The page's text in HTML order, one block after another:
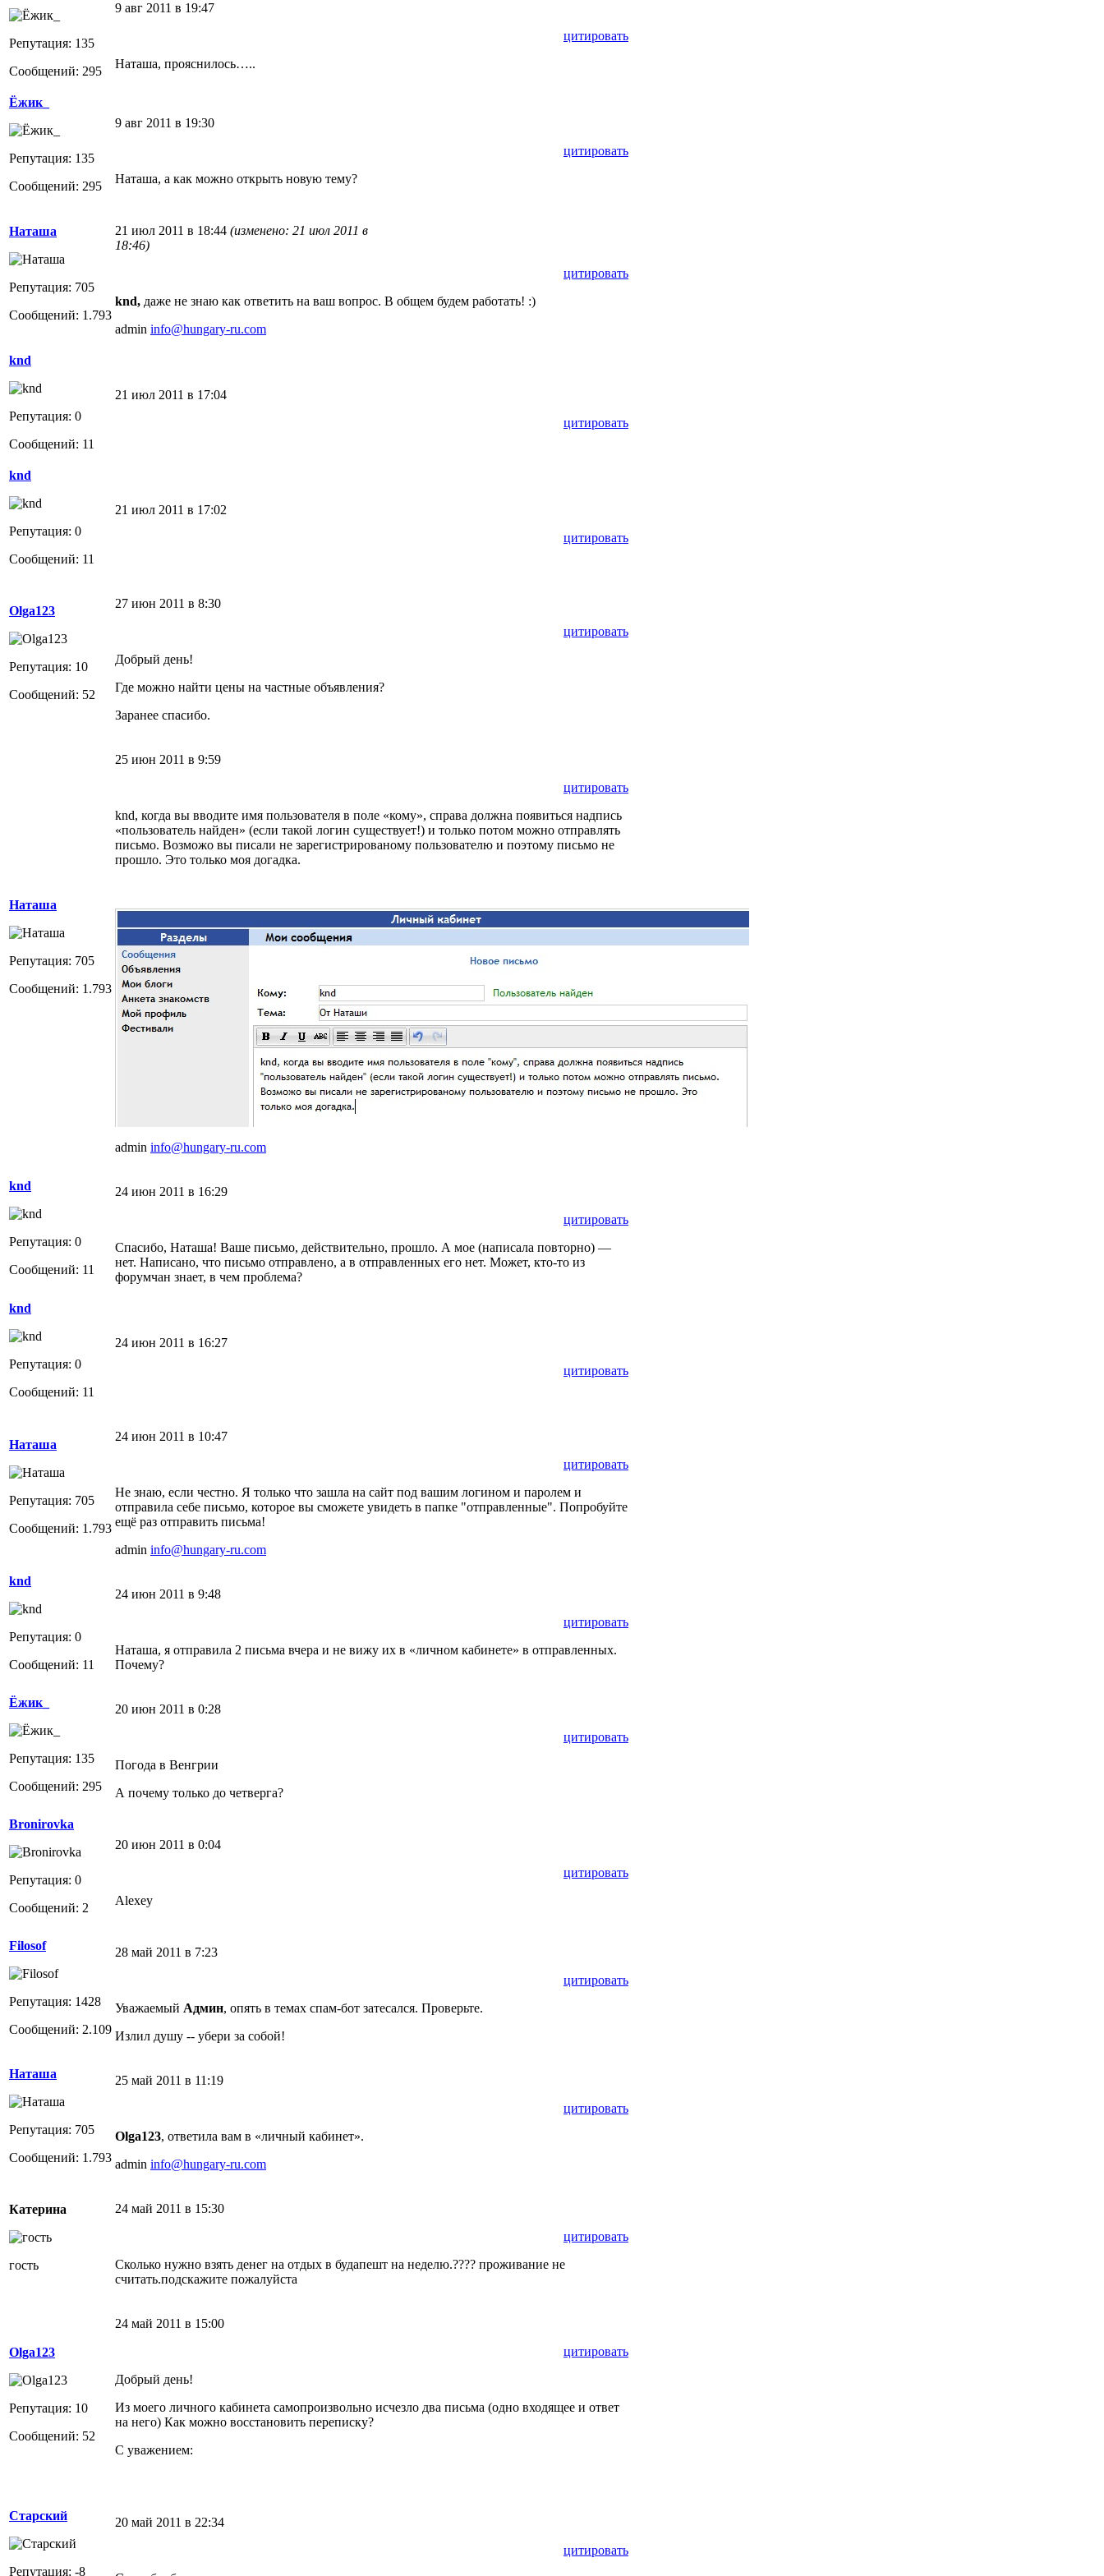
Репутация: 135
Сообщений: 295
9 авг 2011 в 19:47
цитировать
Наташа, прояснилось…..
Ёжик_
Репутация: 135
Сообщений: 295
9 авг 2011 в 19:30
цитировать
Наташа, а как можно открыть новую тему?
Наташа
Репутация: 705
Сообщений: 1.793
21 июл 2011 в 18:44 (изменено: 21 июл 2011 в
18:46)
цитировать
knd, даже не знаю как ответить на ваш вопрос. В общем будем работать! :)
admin info@hungary-ru.com
knd
Репутация: 0
Сообщений: 11
21 июл 2011 в 17:04
цитировать
knd
Репутация: 0
Сообщений: 11
21 июл 2011 в 17:02
цитировать
Olga123
Репутация: 10
Сообщений: 52
27 июн 2011 в 8:30
цитировать
Добрый день!
Где можно найти цены на частные объявления?
Заранее спасибо.
Наташа
Репутация: 705
Сообщений: 1.793
25 июн 2011 в 9:59
цитировать
knd, когда вы вводите имя пользователя в поле «кому», справа должна появиться надпись
«пользователь найден» (если такой логин существует!) и только потом можно отправлять
письмо. Возможо вы писали не зарегистрированому пользователю и поэтому письмо не
прошло. Это только моя догадка.
admin info@hungary-ru.com
knd
Репутация: 0
Сообщений: 11
24 июн 2011 в 16:29
цитировать
Спасибо, Наташа! Ваше письмо, действительно, прошло. А мое (написала повторно) —
нет. Написано, что письмо отправлено, а в отправленных его нет. Может, кто-то из
форумчан знает, в чем проблема?
knd
Репутация: 0
Сообщений: 11
24 июн 2011 в 16:27
цитировать
Наташа
Репутация: 705
Сообщений: 1.793
24 июн 2011 в 10:47
цитировать
Не знаю, если честно. Я только что зашла на сайт под вашим логином и паролем и
отправила себе письмо, которое вы сможете увидеть в папке "отправленные". Попробуйте
ещё раз отправить письма!
admin info@hungary-ru.com
knd
Репутация: 0
Сообщений: 11
24 июн 2011 в 9:48
цитировать
Наташа, я отправила 2 письма вчера и не вижу их в «личном кабинете» в отправленных.
Почему?
Ёжик_
Репутация: 135
Сообщений: 295
20 июн 2011 в 0:28
цитировать
Погода в Венгрии
А почему только до четверга?
Bronirovka
Репутация: 0
Сообщений: 2
20 июн 2011 в 0:04
цитировать
Alexey
Filosof
Репутация: 1428
Сообщений: 2.109
28 май 2011 в 7:23
цитировать
Уважаемый Админ, опять в темах спам-бот затесался. Проверьте.
Излил душу -- убери за собой!
Наташа
Репутация: 705
Сообщений: 1.793
25 май 2011 в 11:19
цитировать
Olga123, ответила вам в «личный кабинет».
admin info@hungary-ru.com
Катерина
гость
24 май 2011 в 15:30
цитировать
Сколько нужно взять денег на отдых в будапешт на неделю.???? проживание не
считать.подскажите пожалуйста
Olga123
Репутация: 10
Сообщений: 52
24 май 2011 в 15:00
цитировать
Добрый день!
Из моего личного кабинета самопроизвольно исчезло два письма (одно входящее и ответ
на него) Как можно восстановить переписку?
С уважением:
Старский
Репутация: -8
20 май 2011 в 22:34
цитировать